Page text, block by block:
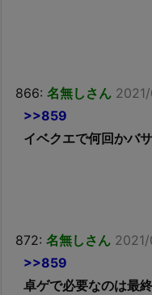
866: 名無しさん
>>859
イベクエで何回かバ
872: 名無しさん 2021/
>>859
卓ゲで必要なのは最